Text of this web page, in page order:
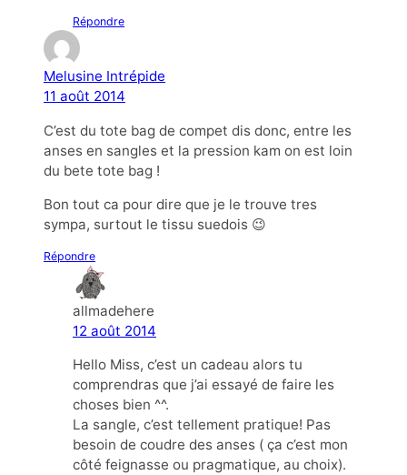
Répondre
Melusine Intrépide
11 août 2014
C’est du tote bag de compet dis donc, entre les
anses en sangles et la pression kam on est loin
du bete tote bag !
Bon tout ca pour dire que je le trouve tres
sympa, surtout le tissu suedois 😉
Répondre
allmadehere
12 août 2014
Hello Miss, c’est un cadeau alors tu
comprendras que j’ai essayé de faire les
choses bien ^^.
La sangle, c’est tellement pratique! Pas
besoin de coudre des anses ( ça c’est mon
côté feignasse ou pragmatique, au choix).